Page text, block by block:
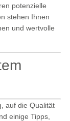
potenzielle
stehen Ihnen
und wertvolle
auf die Qualität
einige Tipps,